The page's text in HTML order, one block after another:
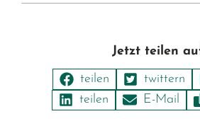
Jetzt teilen